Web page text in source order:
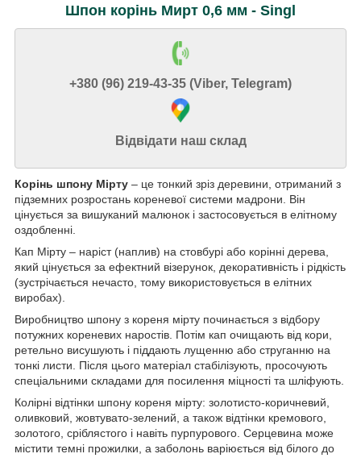
Шпон корінь Мирт 0,6 мм - Singl
+380 (96) 219-43-35 (Viber, Telegram)
Відвідати наш склад
Корінь шпону Мірту – це тонкий зріз деревини, отриманий з
підземних розростань кореневої системи мадрони. Він
цінується за вишуканий малюнок і застосовується в елітному
оздобленні.
Кап Мірту – наріст (наплив) на стовбурі або корінні дерева,
який цінується за ефектний візерунок, декоративність і рідкість
(зустрічається нечасто, тому використовується в елітних
виробах).
Виробництво шпону з кореня мірту починається з відбору
потужних кореневих наростів. Потім кап очищають від кори,
ретельно висушують і піддають лущенню або струганню на
тонкі листи. Після цього матеріал стабілізують, просочують
спеціальними складами для посилення міцності та шліфують.
Колірні відтінки шпону кореня мірту: золотисто-коричневий,
оливковий, жовтувато-зелений, а також відтінки кремового,
золотого, сріблястого і навіть пурпурового. Серцевина може
містити темні прожилки, а заболонь варіюється від білого до